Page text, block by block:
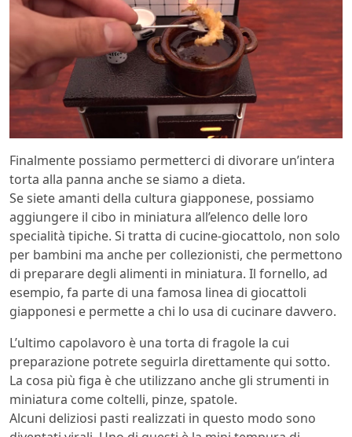
Finalmente possiamo permetterci di divorare un’intera
torta alla panna anche se siamo a dieta.
Se siete amanti della cultura giapponese, possiamo
aggiungere il cibo in miniatura all’elenco delle loro
specialità tipiche. Si tratta di cucine-giocattolo, non solo
per bambini ma anche per collezionisti, che permettono
di preparare degli alimenti in miniatura. Il fornello, ad
esempio, fa parte di una famosa linea di giocattoli
giapponesi e permette a chi lo usa di cucinare davvero.
L’ultimo capolavoro è una torta di fragole la cui
preparazione potrete seguirla direttamente qui sotto.
La cosa più figa è che utilizzano anche gli strumenti in
miniatura come coltelli, pinze, spatole.
Alcuni deliziosi pasti realizzati in questo modo sono